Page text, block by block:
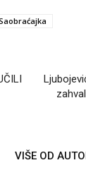
VIŠE OD